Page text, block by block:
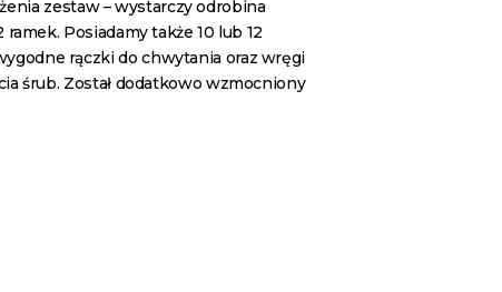
zestaw – wystarczy odrobina
Posiadamy także 10 lub 12
rączki do chwytania oraz wręgi
śrub. Został dodatkowo wzmocniony